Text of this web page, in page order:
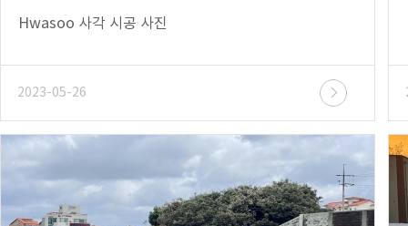
Hwasoo 사각 시공 사진
2023-05-26